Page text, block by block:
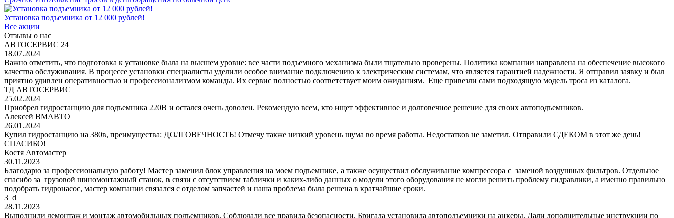
Установка подъемника от 12 000 рублей!
Все акции
Отзывы о нас
АВТОСЕРВИС 24
18.07.2024
Важно отметить, что подготовка к установке была на высшем уровне: все части подъемного механизма были тщательно проверены. Политика компании направлена на обеспечение высокого
качества обслуживания. В процессе установки специалисты уделили особое внимание подключению к электрическим системам, что является гарантией надежности. Я отправил заявку и был
приятно удивлен оперативностью и профессионализмом команды. Их сервис полностью соответствует моим ожиданиям. Еще привезли сами подходящую модель троса из каталога.
ТД АВТОСЕРВИС
25.02.2024
Приобрел гидростанцию для подъемника 220В и остался очень доволен. Рекомендую всем, кто ищет эффективное и долговечное решение для своих автоподъемников.
Алексей ВМАВТО
26.01.2024
Купил гидростанцию на 380в, преимущества: ДОЛГОВЕЧНОСТЬ! Отмечу также низкий уровень шума во время работы. Недостатков не заметил. Отправили СДЕКОМ в этот же день!
СПАСИБО!
Костя Автомастер
30.11.2023
Благодарю за профессиональную работу! Мастер заменил блок управления на моем подъемнике, а также осуществил обслуживание компрессора с заменой воздушных фильтров. Отдельное
спасибо за грузовой шиномонтажный станок, в связи с отсутствием таблички и каких-либо данных о модели этого оборудования не могли решить проблему гидравлики, а именно правильно
подобрать гидронасос, мастер компании связался с отделом запчастей и наша проблема была решена в кратчайшие сроки.
3_d
28.11.2023
Выполнили демонтаж и монтаж автомобильных подъемников. Соблюдали все правила безопасности. Бригада установила автоподъемники на анкеры. Дали дополнительные инструкции по